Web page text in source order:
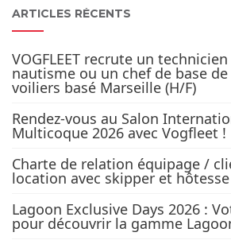
ARTICLES RÉCENTS
VOGFLEET recrute un
nautisme ou un chef de base
voiliers basé Marseille (H/F)
Rendez-vous au Salon
Multicoque 2026 avec Vogfleet !
Charte de relation équipage /
location avec skipper et hôtesse
Lagoon Exclusive Days 2026 :
pour découvrir la gamme